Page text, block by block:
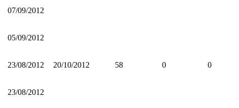
07/09/2012
05/09/2012
23/08/2012 20/10/2012 58 0 0
23/08/2012